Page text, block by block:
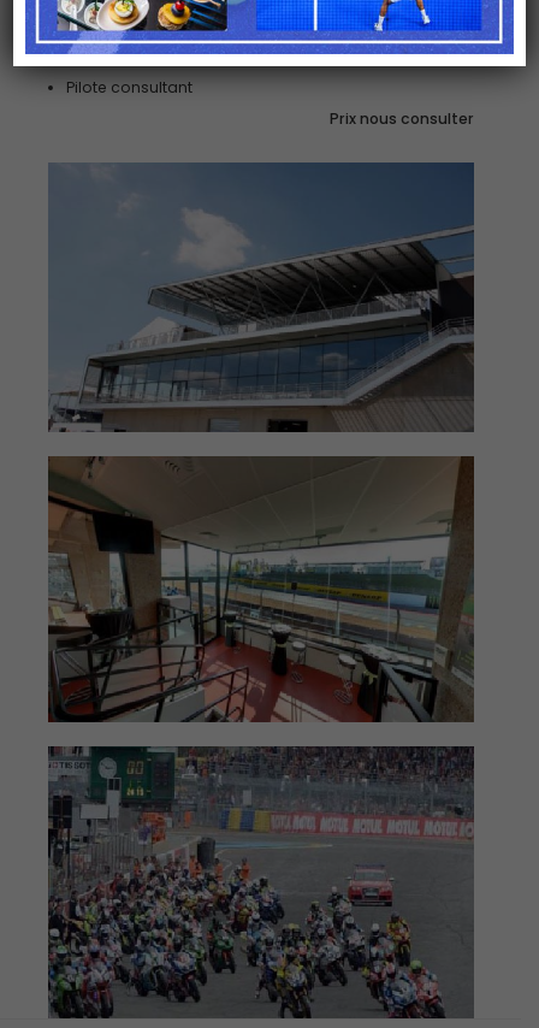
Nuitée au château
Survol en hélicoptère
Pilote consultant
Prix nous consulter